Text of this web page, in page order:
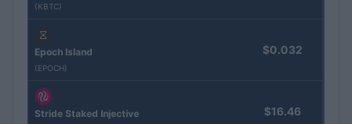
(KBTC)
Epoch Island
(EPOCH)
$0.032
Stride Staked Injective $16.46